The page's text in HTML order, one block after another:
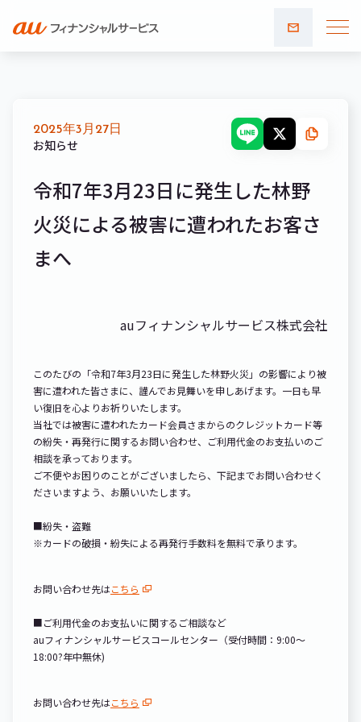
合わせ
2025年3月27日
お知らせ
令和7年3月23日に発生した林野
火災による被害に遭われたお客さ
まへ
auフィナンシャルサービス株式会社
このたびの「令和7年3月23日に発生した林野火災」の影響により被
害に遭われた皆さまに、謹んでお見舞いを申しあげます。一日も早
い復旧を心よりお祈りいたします。
当社では被害に遭われたカード会員さまからのクレジットカード等
の紛失・再発行に関するお問い合わせ、ご利用代金のお支払いのご
相談を承っております。
ご不便やお困りのことがございましたら、下記までお問い合わせく
ださいますよう、お願いいたします。
■紛失・盗難
※カードの破損・紛失による再発行手数料を無料で承ります。
お問い合わせ先はこちら
■ご利用代金のお支払いに関するご相談など
auフィナンシャルサービスコールセンター（受付時間： 9:00〜
18:00?年中無休)
お問い合わせ先はこちら